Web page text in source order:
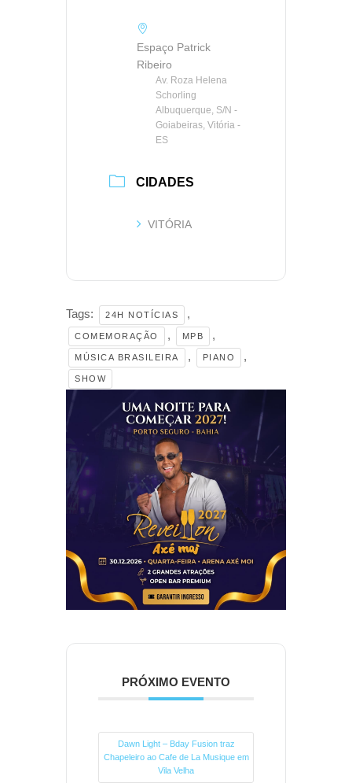
Espaço Patrick
Ribeiro
Av. Roza Helena
Schorling
Albuquerque, S/N -
Goiabeiras, Vitória -
ES
CIDADES
VITÓRIA
Tags: 24H NOTÍCIAS ,
COMEMORAÇÃO , MPB ,
MÚSICA BRASILEIRA , PIANO ,
SHOW
PRÓXIMO EVENTO
Dawn Light – Bday Fusion traz
Chapeleiro ao Cafe de La Musique em
Vila Velha